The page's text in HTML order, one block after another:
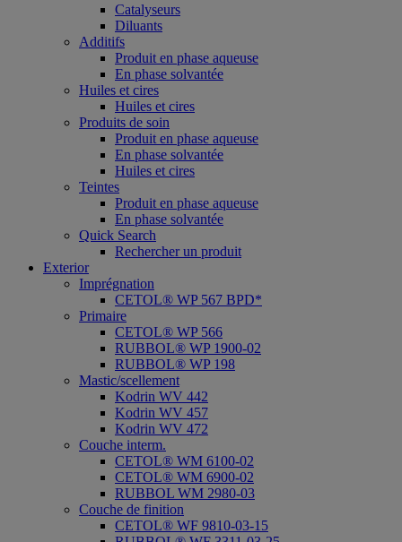
Catalyseurs
Diluants
Additifs
Produit en phase aqueuse
En phase solvantée
Huiles et cires
Huiles et cires
Produits de soin
Produit en phase aqueuse
En phase solvantée
Huiles et cires
Teintes
Produit en phase aqueuse
En phase solvantée
Quick Search
Rechercher un produit
Exterior
Imprégnation
CETOL® WP 567 BPD*
Primaire
CETOL® WP 566
RUBBOL® WP 1900-02
RUBBOL® WP 198
Mastic/scellement
Kodrin WV 442
Kodrin WV 457
Kodrin WV 472
Couche interm.
CETOL® WM 6100-02
CETOL® WM 6900-02
RUBBOL WM 2980-03
Couche de finition
CETOL® WF 9810-03-15